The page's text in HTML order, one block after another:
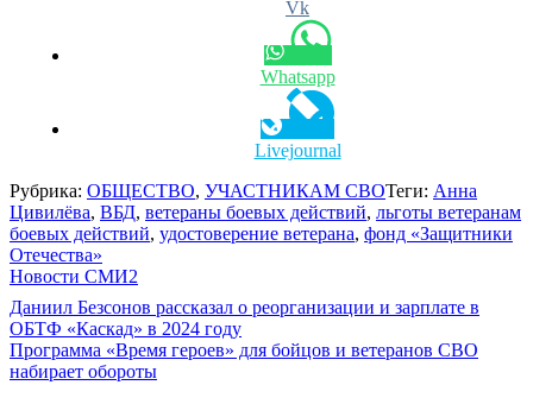
Vk
Whatsapp
Livejournal
Рубрика: ОБЩЕСТВО, УЧАСТНИКАМ СВОТеги: Анна
Цивилёва, ВБД, ветераны боевых действий, льготы ветеранам
боевых действий, удостоверение ветерана, фонд «Защитники
Отечества»
Новости СМИ2
Навигация
по
записям
Даниил Безсонов рассказал о реорганизации и зарплате в
ОБТФ «Каскад» в 2024 году
Программа «Время героев» для бойцов и ветеранов СВО
набирает обороты